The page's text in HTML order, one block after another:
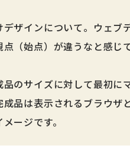
デザインについて。ウェブ
（始点）が違うなと感じ
のサイズに対して最初に
成品は表示されるブラウ
ージです。